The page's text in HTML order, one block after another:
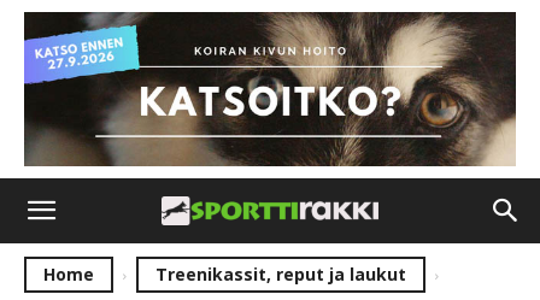
Home Treenikassit, reput ja laukut